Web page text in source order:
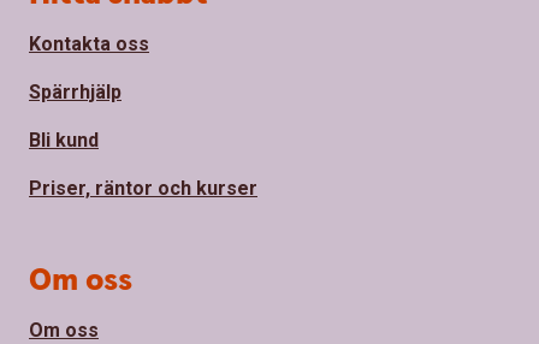
Kontakta oss
Spärrhjälp
Bli kund
Priser, räntor och kurser
Om oss
Om oss